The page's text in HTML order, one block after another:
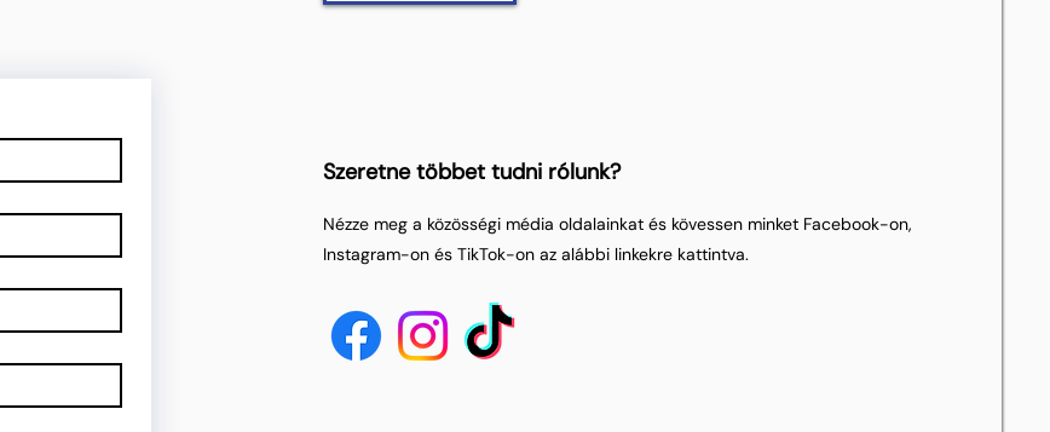
Szeretne többet tudni rólunk?
Nézze meg a közösségi média oldalainkat és kövessen minket Facebook-on,
Instagram-on és TikTok-on az alábbi linkekre kattintva.